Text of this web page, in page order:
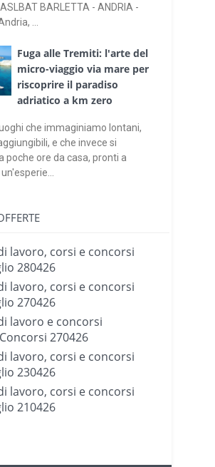
ASLBAT BARLETTA - ANDRIA -
...
Fuga alle Tremiti: l'arte del
micro-viaggio via mare per
riscoprire il paradiso
adriatico a km zero
che immaginiamo lontani,
e che invece si
poche ore da casa, pronti a
lavoro, corsi e concorsi
280426
lavoro, corsi e concorsi
270426
lavoro e concorsi
270426
lavoro, corsi e concorsi
230426
lavoro, corsi e concorsi
210426